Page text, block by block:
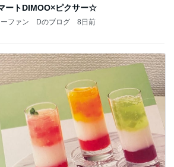
ートDIMOO×ピクサー☆
ーファン Dのブログ 8日前